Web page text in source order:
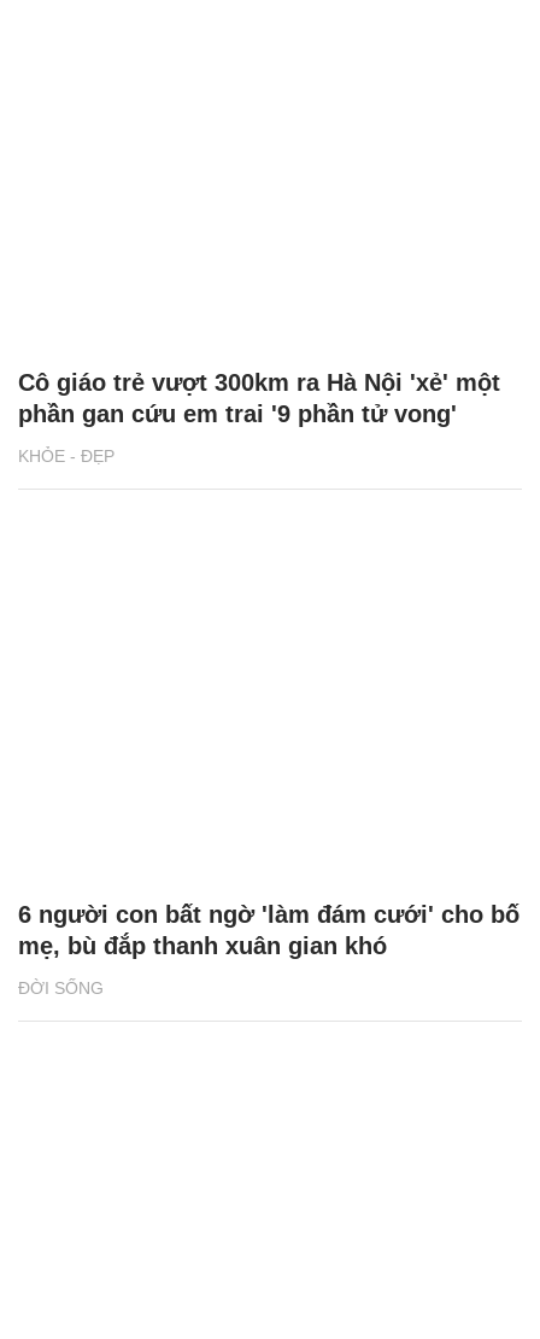
KHỎE - ĐẸP
Cô giáo trẻ vượt 300km ra Hà Nội 'xẻ' một
phần gan cứu em trai '9 phần tử vong'
ĐỜI SỐNG
6 người con bất ngờ 'làm đám cưới' cho bố
mẹ, bù đắp thanh xuân gian khó